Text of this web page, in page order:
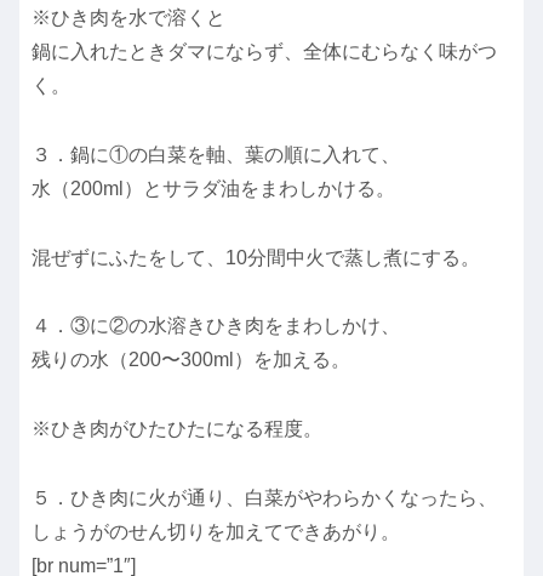
※ひき肉を水で溶くと
鍋に入れたときダマにならず、全体にむらなく味がつ
く。
３．鍋に①の白菜を軸、葉の順に入れて、
水（200ml）とサラダ油をまわしかける。
混ぜずにふたをして、10分間中火で蒸し煮にする。
４．③に②の水溶きひき肉をまわしかけ、
残りの水（200〜300ml）を加える。
※ひき肉がひたひたになる程度。
５．ひき肉に火が通り、白菜がやわらかくなったら、
しょうがのせん切りを加えてできあがり。
[br num=”1″]